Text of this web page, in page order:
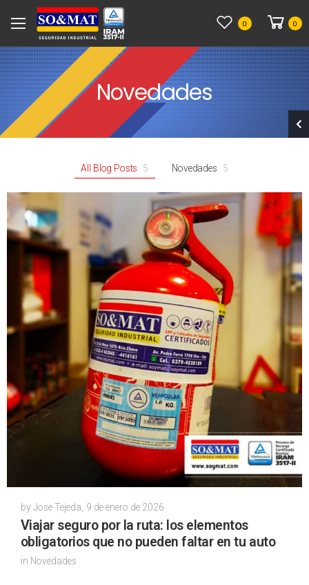
0 0
Novedades
All Blog Posts 5 Novedades 5
by Jose Tejeda, 9 de enero de 2026
Viajar seguro por la ruta: los elementos
obligatorios que no pueden faltar en tu auto
in Novedades